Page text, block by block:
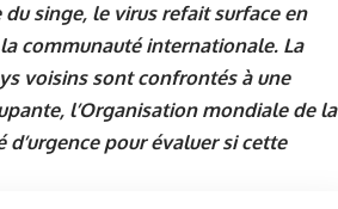
singe, le virus refait surface en
communauté internationale. La
voisins sont confrontés à une
l’Organisation mondiale de la
pour évaluer si cette